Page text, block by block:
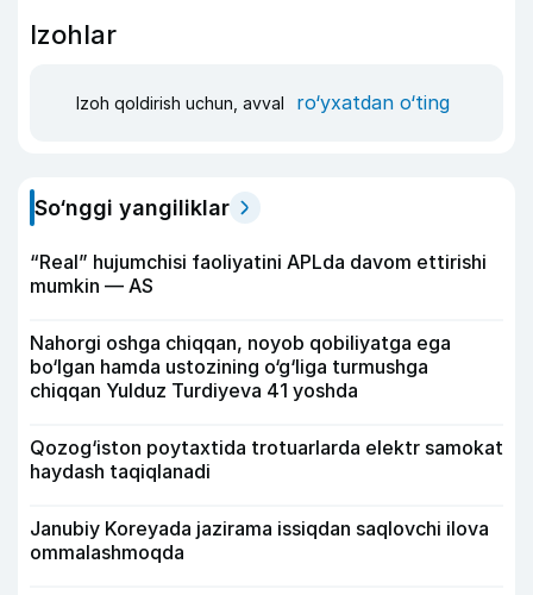
Izohlar
Izoh qoldirish uchun, avval ro‘yxatdan o‘ting
So‘nggi yangiliklar
“Real” hujumchisi faoliyatini APLda davom ettirishi
mumkin — AS
Nahorgi oshga chiqqan, noyob qobiliyatga ega
bo‘lgan hamda ustozining o‘g‘liga turmushga
chiqqan Yulduz Turdiyeva 41 yoshda
Qozog‘iston poytaxtida trotuarlarda elektr samokat
haydash taqiqlanadi
Janubiy Koreyada jazirama issiqdan saqlovchi ilova
ommalashmoqda